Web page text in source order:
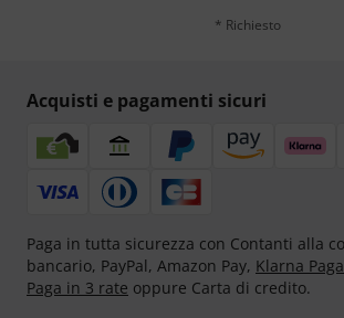
* Richiesto
Acquisti e pagamenti sicuri
Paga in tutta sicurezza con Contanti alla
bancario, PayPal, Amazon Pay, Klarna
Paga in 3 rate oppure Carta di credito.